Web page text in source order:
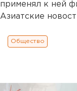
применял к ней
Азиатские
Общество